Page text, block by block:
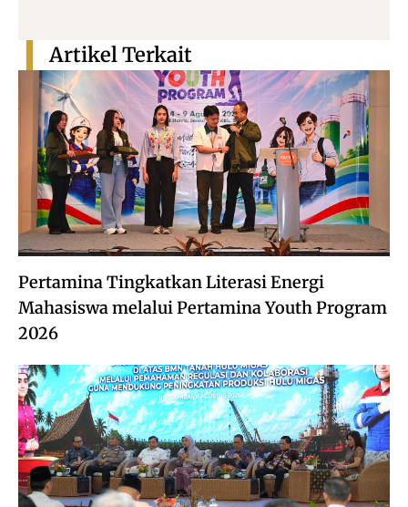
Pertamina Tingkatkan Literasi Energi
Mahasiswa melalui Pertamina Youth Program
2026
Artikel Terkait